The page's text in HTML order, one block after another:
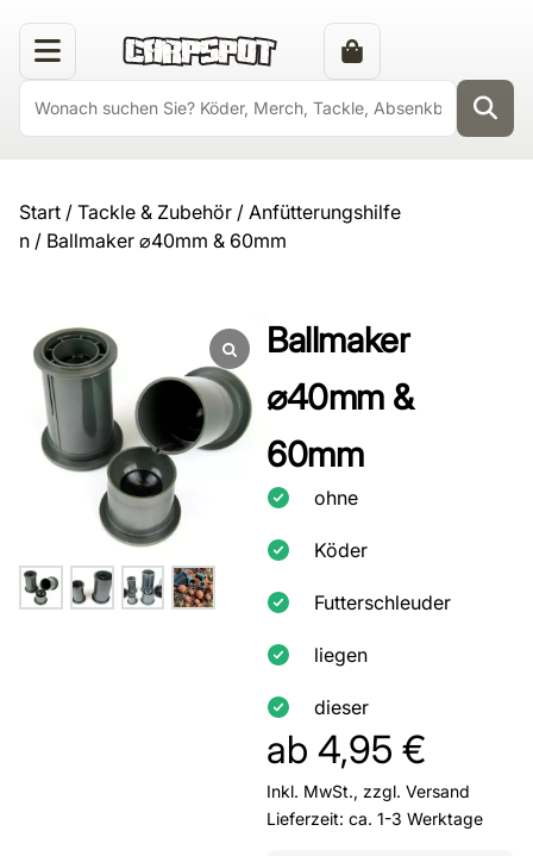
Start / Tackle & Zubehör / Anfütterungshilfe
n / Ballmaker ⌀40mm & 60mm
Ballmaker
⌀40mm &
60mm
ohne
Köder
Futterschleuder
liegen
dieser
ab 4,95 €
Inkl. MwSt., zzgl. Versand
Lieferzeit: ca. 1-3 Werktage